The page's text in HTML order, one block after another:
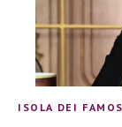
ISOLA DEI